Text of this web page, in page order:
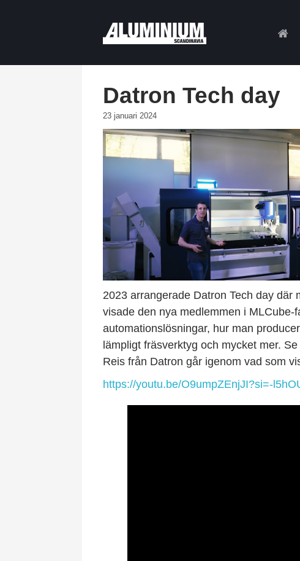
Datron Tech day
23 januari 2024
2023 arrangerade Datron Tech day där
visade den nya medlemmen i MLCube-
automationslösningar, hur man
lämpligt fräsverktyg och mycket mer.
Reis från Datron går igenom vad som
https://youtu.be/O9umpZEnjJI?si=-